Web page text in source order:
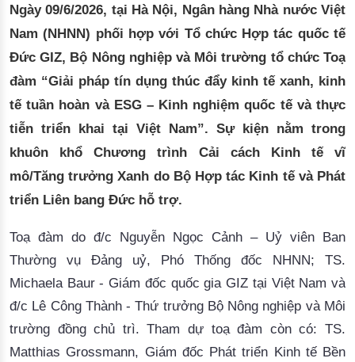
Đào tạo ISO
Ngày 09/6/2026, tại Hà Nội, Ngân hàng Nhà nước Việt
Nam (NHNN) phối hợp với Tổ chức Hợp tác quốc tế
Đức GIZ, Bộ Nông nghiệp và Môi trường tổ chức Toạ
đàm “Giải pháp tín dụng thúc đẩy kinh tế xanh, kinh
tế tuần hoàn và ESG – Kinh nghiệm quốc tế và thực
tiễn triển khai tại Việt Nam”. Sự kiện nằm trong
khuôn khổ Chương trình Cải cách Kinh tế vĩ
mô/Tăng trưởng Xanh do Bộ Hợp tác Kinh tế và Phát
triển Liên bang Đức hỗ trợ.
Toạ đàm do đ/c Nguyễn Ngọc Cảnh – Uỷ viên Ban
Thường vụ Đảng uỷ, Phó Thống đốc NHNN; TS.
Michaela Baur- Giám đốc quốc gia GIZ tại Việt Namvà
đ/c Lê Công Thành-Thứ trưởng Bộ Nông nghiệp và Môi
trường đồng chủ trì. Tham dự toạ đàm còn có:TS.
Matthias Grossmann, Giám đốc Phát triển Kinh tế Bền